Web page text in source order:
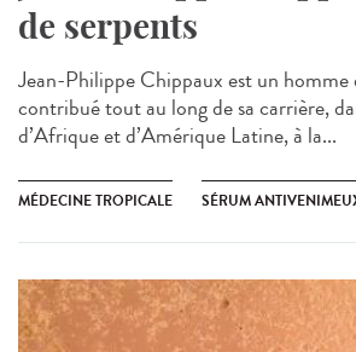
de serpents
Jean-Philippe Chippaux est un homme
contribué tout au long de sa carrière,
d’Afrique et d’Amérique Latine, à la...
MÉDECINE TROPICALE SÉRUM